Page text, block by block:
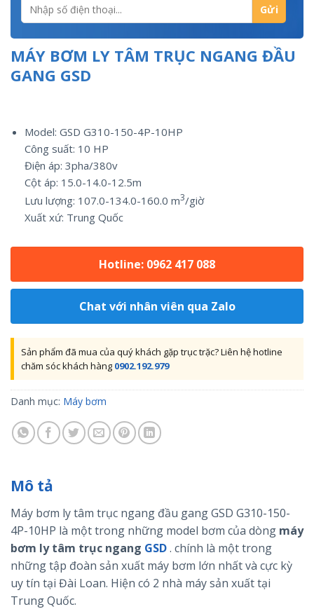
MÁY BƠM LY TÂM TRỤC NGANG ĐẦU
GANG GSD
Model: GSD G310-150-4P-10HP
Công suất: 10 HP
Điện áp: 3pha/380v
Cột áp: 15.0-14.0-12.5m
Lưu lượng: 107.0-134.0-160.0 m3/giờ
Xuất xứ: Trung Quốc
Hotline: 0962 417 088
Chat với nhân viên qua Zalo
Sản phẩm đã mua của quý khách gặp trục trặc? Liên hệ hotline
chăm sóc khách hàng 0902.192.979
Danh mục: Máy bơm
Mô tả
Máy bơm ly tâm trục ngang đầu gang GSD G310-150-
4P-10HP là một trong những model bơm của dòng máy
bơm ly tâm trục ngang GSD. chính là một trong
những tập đoàn sản xuất máy bơm lớn nhất và cực kỳ
uy tín tại Đài Loan. Hiện có 2 nhà máy sản xuất tại
Trung Quốc.